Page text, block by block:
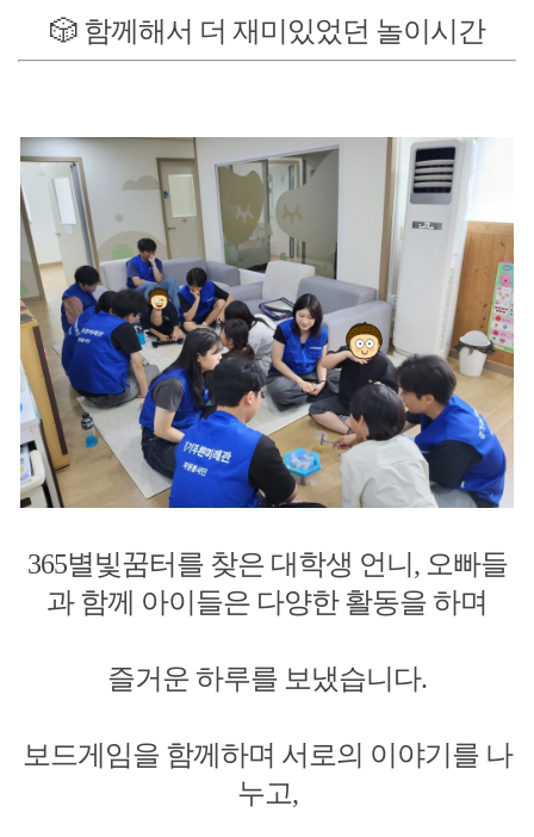
🎲 함께해서 더 재미있었던 놀이시간
365별빛꿈터를 찾은 대학생 언니, 오빠들
과 함께 아이들은 다양한 활동을 하며
즐거운 하루를 보냈습니다.
보드게임을 함께하며 서로의 이야기를 나
누고,